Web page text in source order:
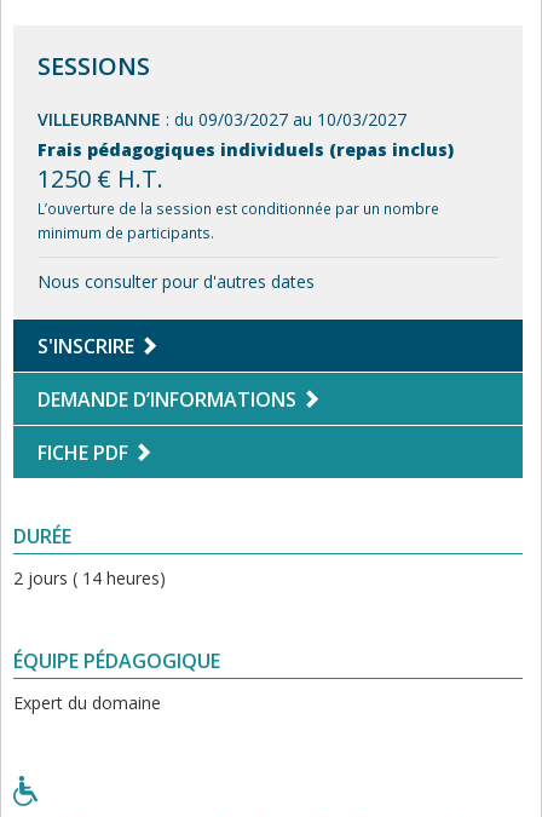
SESSIONS
VILLEURBANNE : du 09/03/2027 au 10/03/2027
Frais pédagogiques individuels (repas inclus)
1250 € H.T.
L’ouverture de la session est conditionnée par un nombre
minimum de participants.
Nous consulter pour d'autres dates
S'INSCRIRE
DEMANDE D’INFORMATIONS
FICHE PDF
DURÉE
2 jours ( 14 heures)
ÉQUIPE PÉDAGOGIQUE
Expert du domaine